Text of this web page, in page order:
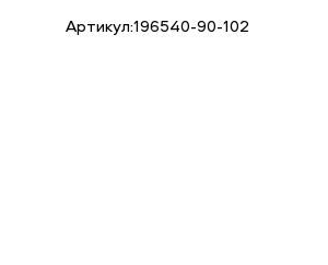
Артикул:196540-90-102